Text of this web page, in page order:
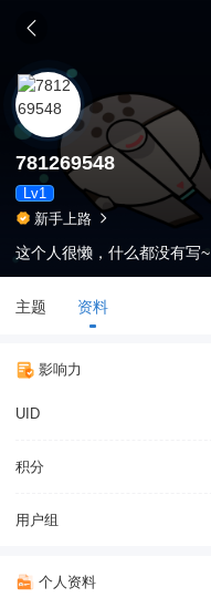
781269548
Lv1
新手上路
这个人很懒，什么都没有写~
主题 资料
影响力
UID
积分
用户组
个人资料